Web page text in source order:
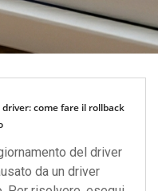
come fare il rollback
del driver
da un driver